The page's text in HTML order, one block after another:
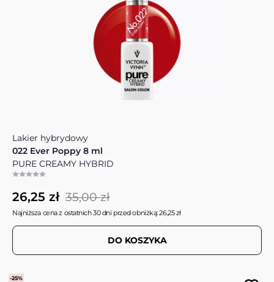
Lakier hybrydowy
022 Ever Poppy 8 ml
PURE CREAMY HYBRID
26,25 zł 35,00 zł
Najniższa cena z ostatnich 30 dni przed obniżką: 26,25 zł
DO KOSZYKA
-25%